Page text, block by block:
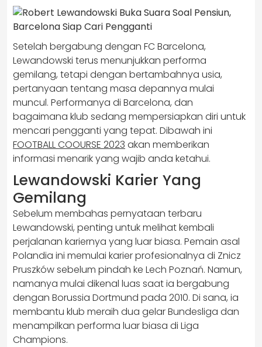
Setelah bergabung dengan FC Barcelona,
Lewandowski terus menunjukkan performa
gemilang, tetapi dengan bertambahnya usia,
pertanyaan tentang masa depannya mulai
muncul. Performanya di Barcelona, dan
bagaimana klub sedang mempersiapkan diri untuk
mencari pengganti yang tepat. Dibawah ini
FOOTBALL COOURSE 2023 akan memberikan
informasi menarik yang wajib anda ketahui.
Lewandowski Karier Yang
Gemilang
Sebelum membahas pernyataan terbaru
Lewandowski, penting untuk melihat kembali
perjalanan kariernya yang luar biasa. Pemain asal
Polandia ini memulai karier profesionalnya di Znicz
Pruszków sebelum pindah ke Lech Poznań. Namun,
namanya mulai dikenal luas saat ia bergabung
dengan Borussia Dortmund pada 2010. Di sana, ia
membantu klub meraih dua gelar Bundesliga dan
menampilkan performa luar biasa di Liga
Champions.